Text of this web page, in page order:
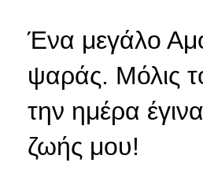
Ένα μεγάλο
ψαράς. Μόλις
την ημέρα
ζωής μου!